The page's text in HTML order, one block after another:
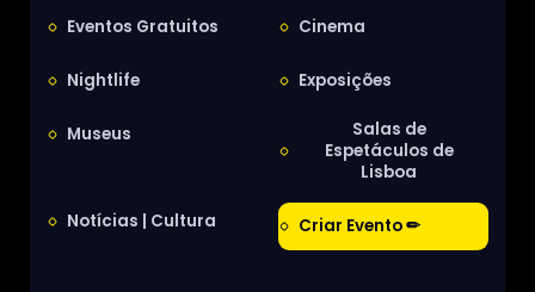
Eventos Gratuitos Cinema
Nightlife Exposições
Museus
Salas de
Espetáculos de
Lisboa
Notícias | Cultura Criar Evento ✏